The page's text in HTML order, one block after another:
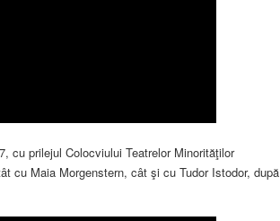
cu prilejul Colocviului Teatrelor Minorităţilor
cu Maia Morgenstern, cât şi cu Tudor Istodor, după